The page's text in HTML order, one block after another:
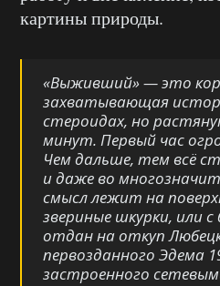
картины природы.
«Выживший» — это
захватывающая
стероидах, но
минут. Первый час
Чем дальше, тем всё
и даже во
смысл лежит на
звериные шкурки, или
отдан на откуп
первозданного Эдема
застроенного